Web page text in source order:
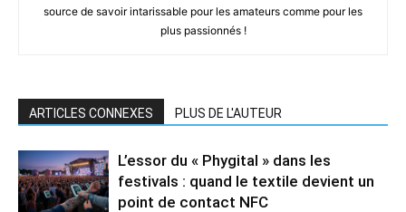
source de savoir intarissable pour les amateurs comme pour les
plus passionnés !
ARTICLES CONNEXES PLUS DE L'AUTEUR
L’essor du « Phygital » dans les
festivals : quand le textile devient un
point de contact NFC